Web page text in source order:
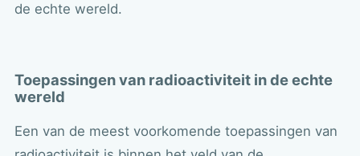
de echte wereld.
Toepassingen van radioactiviteit in de echte
wereld
Een van de meest voorkomende toepassingen van